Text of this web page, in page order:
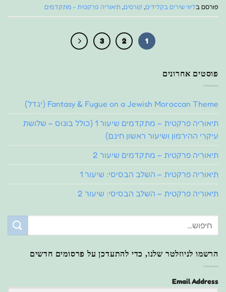
פורסם בליווי שירים בקלידים, קורסים, תיאוריה פרקטית - מתקדמים
1
2
3
פוסטים אחרונים
Fantasy & Fugue on a Jewish Moroccan Theme (יגדל)
תיאוריה פרקטית – מתקדמים שיעור 1 (כולל בונוס – שלושת
עיקרי ההירמון ושיעור ראשון חינם)
תיאוריה פרקטית – מתקדמים שיעור 2
תיאוריה פרקטית – השלב הבסיסי: שיעור 1
תיאוריה פרקטית – השלב הבסיסי: שיעור 2
הרשמו לניוזלטר שלנו, כדי להתעדכן על פרסומים חדשים
Email Address